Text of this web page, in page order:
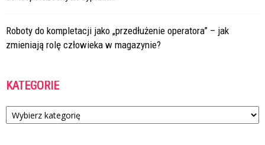
Roboty do kompletacji jako „przedłużenie operatora” – jak
zmieniają rolę człowieka w magazynie?
KATEGORIE
Kategorie